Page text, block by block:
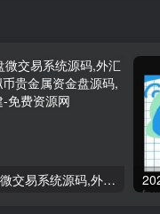
多语言微盘微交易系统源码,外汇源码BTC虚拟币贵金属资金盘源码,微盘平台搭建